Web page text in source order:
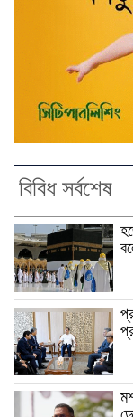
বিবিধ সর্বশেষ